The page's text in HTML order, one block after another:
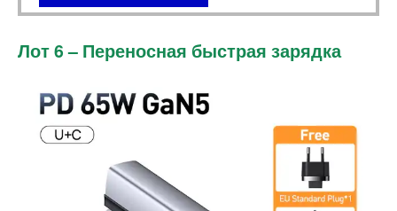
Лот 6 – Переносная быстрая зарядка